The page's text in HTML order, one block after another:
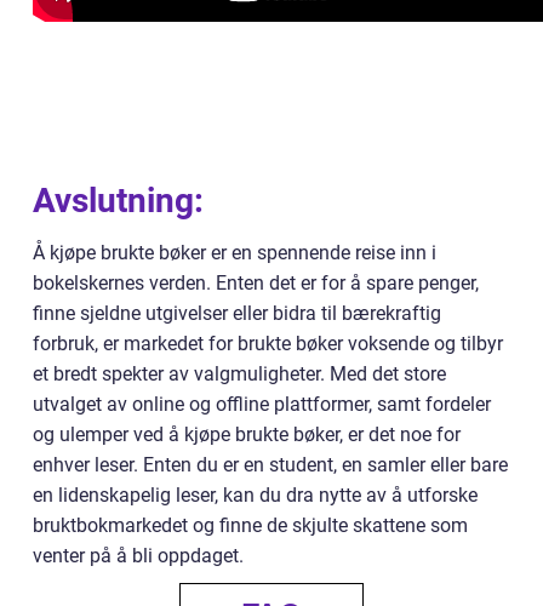
Avslutning:
Å kjøpe brukte bøker er en spennende reise inn i
bokelskernes verden. Enten det er for å spare penger,
finne sjeldne utgivelser eller bidra til bærekraftig
forbruk, er markedet for brukte bøker voksende og tilbyr
et bredt spekter av valgmuligheter. Med det store
utvalget av online og offline plattformer, samt fordeler
og ulemper ved å kjøpe brukte bøker, er det noe for
enhver leser. Enten du er en student, en samler eller bare
en lidenskapelig leser, kan du dra nytte av å utforske
bruktbokmarkedet og finne de skjulte skattene som
venter på å bli oppdaget.